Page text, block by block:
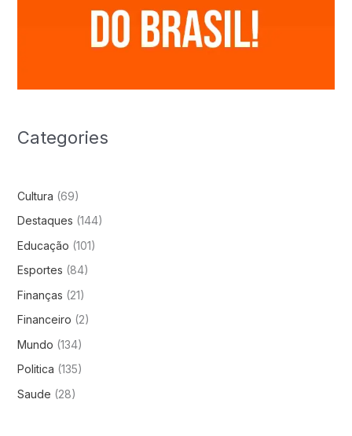
Categories
Cultura (69)
Destaques (144)
Educação (101)
Esportes (84)
Finanças (21)
Financeiro (2)
Mundo (134)
Politica (135)
Saude (28)